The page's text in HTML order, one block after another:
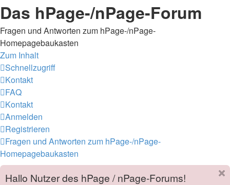
Das hPage-/nPage-Forum
Fragen und Antworten zum hPage-/nPage-
Homepagebaukasten
Zum Inhalt
Schnellzugriff
Kontakt
FAQ
Kontakt
Anmelden
Registrieren
Fragen und Antworten zum hPage-/nPage-
Homepagebaukasten
Hallo Nutzer des hPage / nPage-Forums!